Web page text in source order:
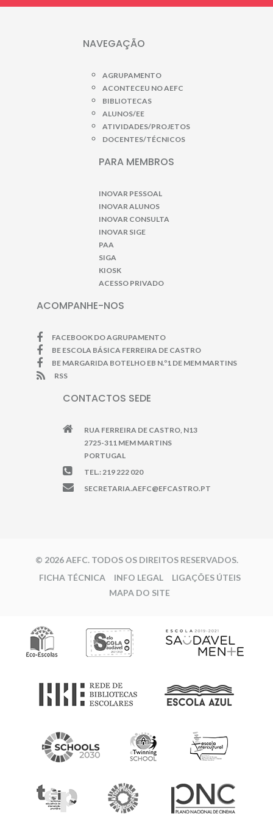
NAVEGAÇÃO
AGRUPAMENTO
ACONTECEU NO AEFC
BIBLIOTECAS
ALUNOS/EE
ATIVIDADES/PROJETOS
DOCENTES/TÉCNICOS
PARA MEMBROS
INOVAR PESSOAL
INOVAR ALUNOS
INOVAR CONSULTA
INOVAR SIGE
PAA
SIGA
KIOSK
ACESSO PRIVADO
ACOMPANHE-NOS
FACEBOOK DO AGRUPAMENTO
BE ESCOLA BÁSICA FERREIRA DE CASTRO
BE MARGARIDA BOTELHO EB N.º1 DE MEM MARTINS
RSS
CONTACTOS SEDE
RUA FERREIRA DE CASTRO, N13
2725-311 MEM MARTINS
PORTUGAL
TEL.: 219 222 020
SECRETARIA.AEFC@EFCASTRO.PT
© 2026 AEFC. TODOS OS DIREITOS RESERVADOS.
FICHA TÉCNICA
INFO LEGAL
LIGAÇÕES ÚTEIS
MAPA DO SITE